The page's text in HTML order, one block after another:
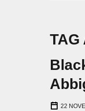
TAG
22